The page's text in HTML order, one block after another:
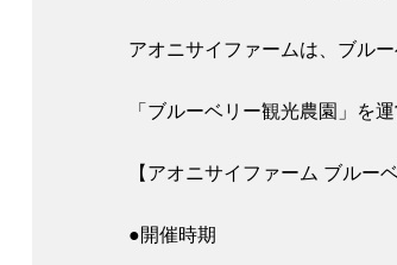
アオニサイファームは、ブル
「ブルーベリー観光農園」を
【アオニサイファーム ブルー
●開催時期